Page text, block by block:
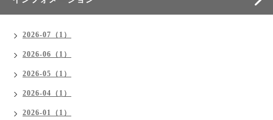
2026-07（1）
2026-06（1）
2026-05（1）
2026-04（1）
2026-01（1）